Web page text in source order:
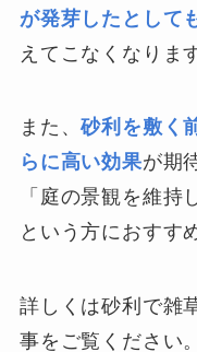
が発芽したとして
えてこなくなりま
また、砂利を敷く
らに高い効果が期
「庭の景観を維持
という方におすす
詳しくは砂利で雑
事をご覧ください。